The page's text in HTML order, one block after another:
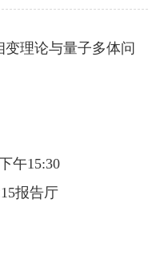
理论与量子多体问
午15:30
报告厅